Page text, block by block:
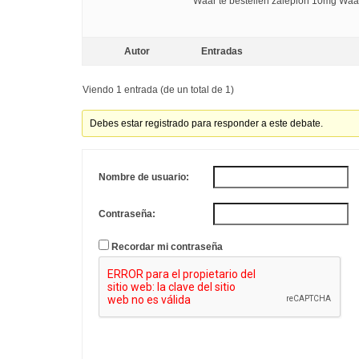
Autor Entradas
Viendo 1 entrada (de un total de 1)
Debes estar registrado para responder a este debate.
Nombre de usuario:
Contraseña:
Recordar mi contraseña